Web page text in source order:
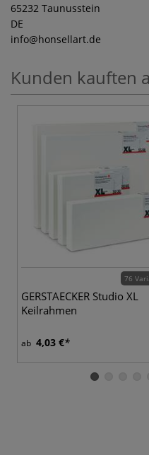
65232 Taunusstein
DE
info@honsellart.de
Kunden kauften
76
GERSTAECKER Studio XL
Keilrahmen
ab 4,03 €